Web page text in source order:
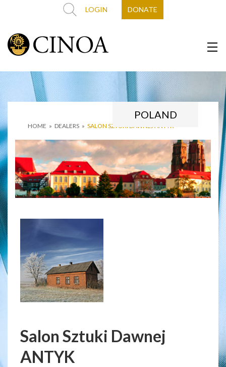
LOGIN DONATE
HOME » DEALERS » SALON SZTUKI DAWNEJ ANTYK
POLAND
Salon Sztuki Dawnej
ANTYK